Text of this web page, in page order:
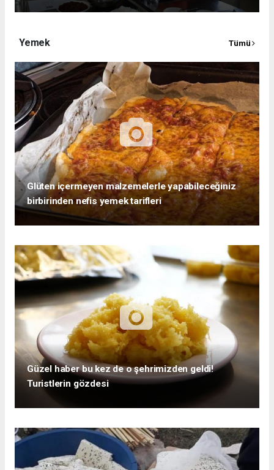
Yemek Tümü
Glüten içermeyen malzemelerle yapabileceğiniz
birbirinden nefis yemek tarifleri
Güzel haber bu kez de o şehrimizden geldi!
Turistlerin gözdesi